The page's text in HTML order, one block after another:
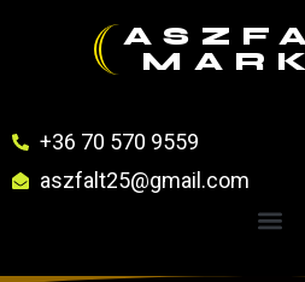
+36 70 570 9559
aszfalt25@gmail.com